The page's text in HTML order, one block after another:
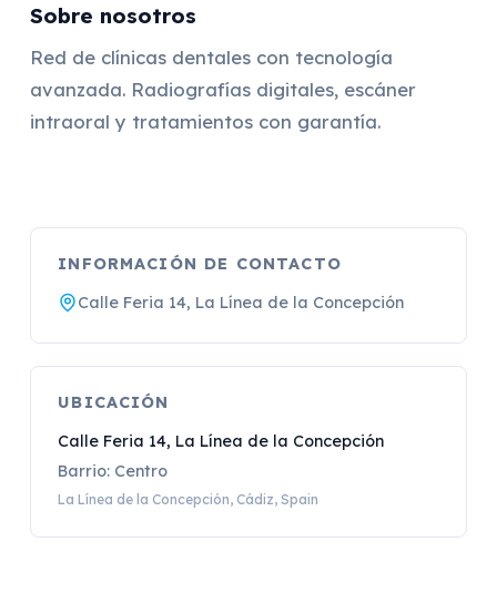
Sobre nosotros
Red de clínicas dentales con tecnología
avanzada. Radiografías digitales, escáner
intraoral y tratamientos con garantía.
INFORMACIÓN DE CONTACTO
Calle Feria 14, La Línea de la Concepción
UBICACIÓN
Calle Feria 14, La Línea de la Concepción
Barrio: Centro
La Línea de la Concepción, Cádiz, Spain